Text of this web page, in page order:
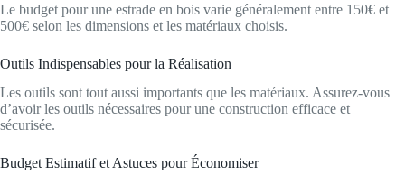
Le budget pour une estrade en bois varie généralement entre 150€ et
500€ selon les dimensions et les matériaux choisis.
Outils Indispensables pour la Réalisation
Les outils sont tout aussi importants que les matériaux. Assurez-vous
d’avoir les outils nécessaires pour une construction efficace et
sécurisée.
Budget Estimatif et Astuces pour Économiser